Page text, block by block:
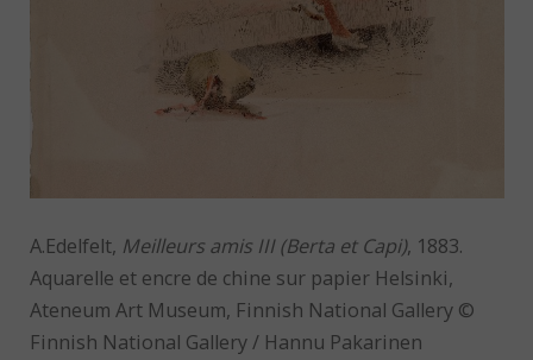
A.Edelfelt, Meilleurs amis III (Berta et Capi), 1883.
Aquarelle et encre de chine sur papier Helsinki,
Ateneum Art Museum, Finnish National Gallery ©
Finnish National Gallery / Hannu Pakarinen